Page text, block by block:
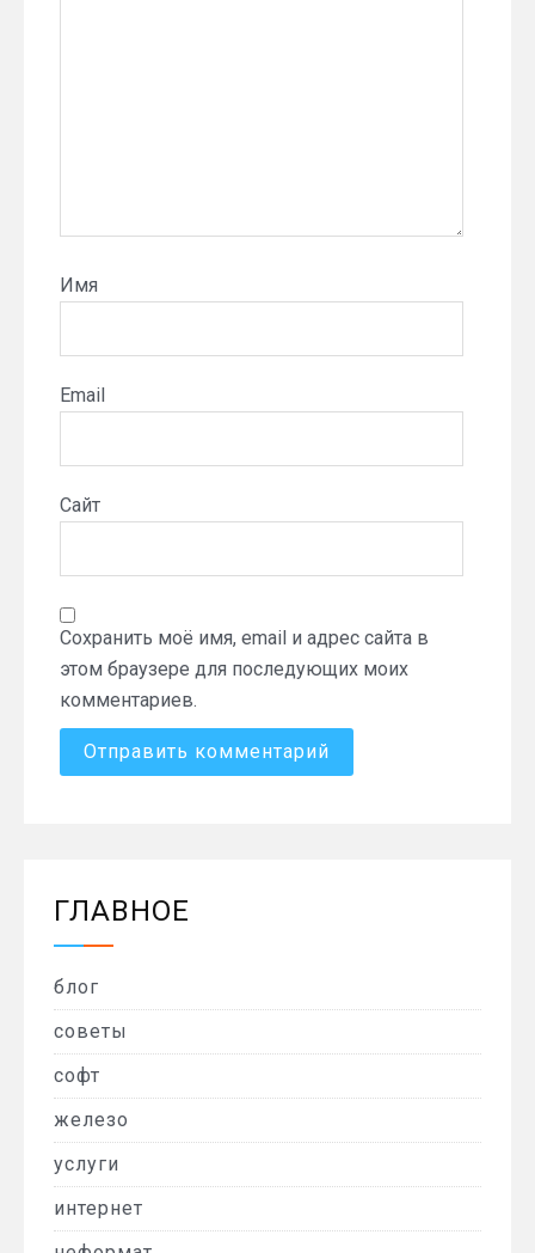
Имя
Email
Сайт
Сохранить моё имя, email и адрес сайта в
этом браузере для последующих моих
комментариев.
ГЛАВНОЕ
блог
советы
софт
железо
услуги
интернет